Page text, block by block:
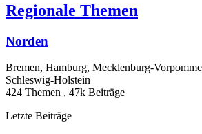
Regionale Themen
Norden
Bremen, Hamburg, Mecklenburg-
Schleswig-Holstein
424 Themen , 47k Beiträge
Letzte Beiträge